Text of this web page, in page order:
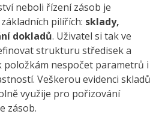
neboli řízení zásob je
pilířích: sklady,
dokladů. Uživatel si tak ve
strukturu středisek a
položkám nespočet parametrů i
Veškerou evidenci skladů
využije pro pořizování
zásob.